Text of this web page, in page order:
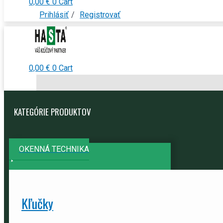
Prihlásiť / Registrovať
0,00 € 0 Cart
KATEGÓRIE PRODUKTOV
OKENNÁ TECHNIKA
Kľučky